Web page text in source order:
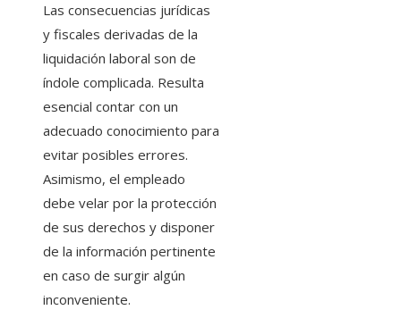
Las consecuencias jurídicas
y fiscales derivadas de la
liquidación laboral son de
índole complicada. Resulta
esencial contar con un
adecuado conocimiento para
evitar posibles errores.
Asimismo, el empleado
debe velar por la protección
de sus derechos y disponer
de la información pertinente
en caso de surgir algún
inconveniente.